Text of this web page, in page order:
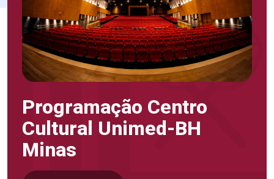
Programação Centro
Cultural Unimed-BH
Minas